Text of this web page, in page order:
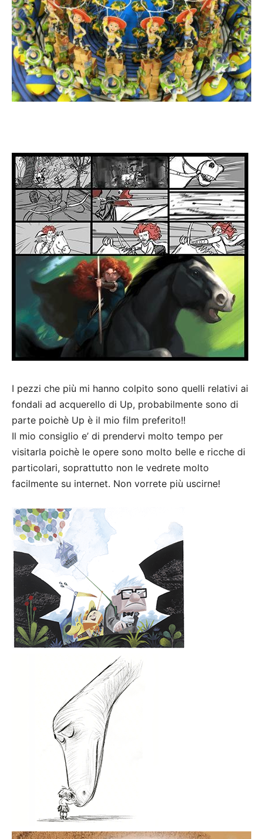
I pezzi che più mi hanno colpito sono quelli relativi ai
fondali ad acquerello di Up, probabilmente sono di
parte poichè Up è il mio film preferito!!
Il mio consiglio e’ di prendervi molto tempo per
visitarla poichè le opere sono molto belle e ricche di
particolari, soprattutto non le vedrete molto
facilmente su internet. Non vorrete più uscirne!